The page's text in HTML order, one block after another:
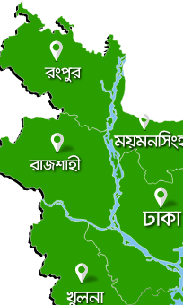
লালমোহনে জুলাই গণঅভ্যুত্থান
সভা
● ৫ আগস্ট ২০২৬
সুজানগর উপজেলা প্রশাসনের
● ৫ আগস্ট ২০২৬
সুজানগর মহিলা কলেজের
উপলক্ষ্যে আলোচনা সভা
● ৫ আগস্ট ২০২৬